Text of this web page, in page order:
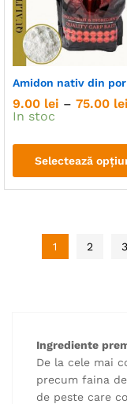
Amidon nativ din
9.00 lei – 75.00 lei
In stoc
Selectează
alese
pagina
produsului.
1 2 3
Ingrediente
De la cele mai
precum faina
de peste care